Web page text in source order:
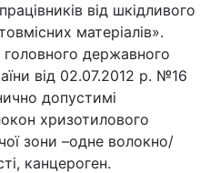
від шкідливого
матеріалів».
державного
від 02.07.2012 р. №16
допустимі
хризотилового
зони –одне волокно/
канцероген.